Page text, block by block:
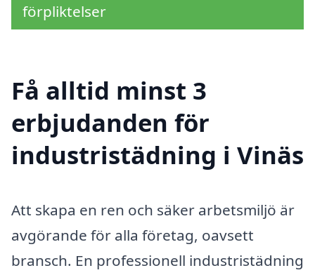
förpliktelser
Få alltid minst 3
erbjudanden för
industristädning i Vinäs
Att skapa en ren och säker arbetsmiljö är
avgörande för alla företag, oavsett
bransch. En professionell industristädning